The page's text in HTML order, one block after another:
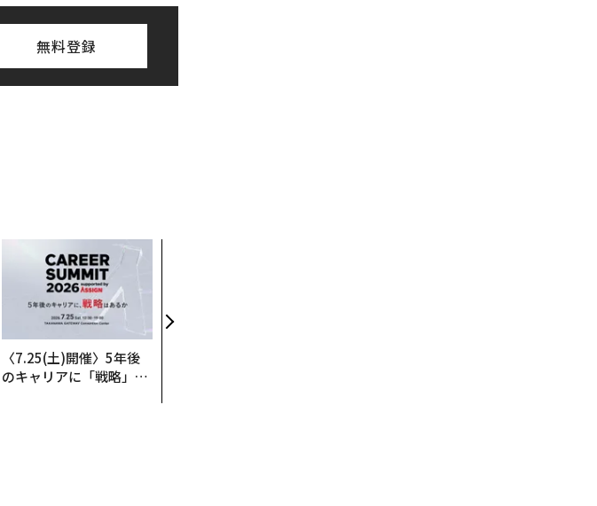
無料登録
〈7.25(土)開催〉5年後
のキャリアに「戦略」は